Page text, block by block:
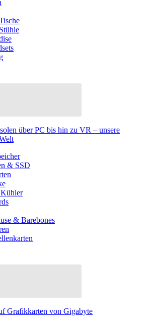
über PC bis hin zu VR – unsere
& SSD
& Barebones
Grafikkarten von Gigabyte